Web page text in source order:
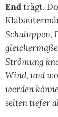
Endträgt.
Schaluppen,
Strömung
Wind, und
werden
selten tiefer